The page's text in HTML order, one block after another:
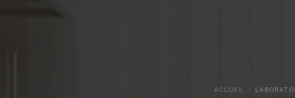
ACCUEIL /